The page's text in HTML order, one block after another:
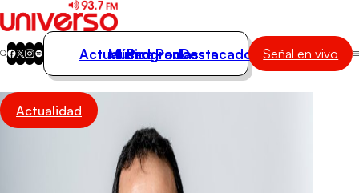
Actualidad
Música
Actualidad
Música
Programas
Podcasts
Destacados Señal en vivo
Actualidad